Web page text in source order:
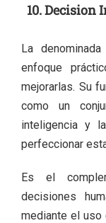
10. Decision
La
enfoque
mejorarlas. Su
como un
inteligencia y
perfeccionar
Es el
decisiones
mediante el uso